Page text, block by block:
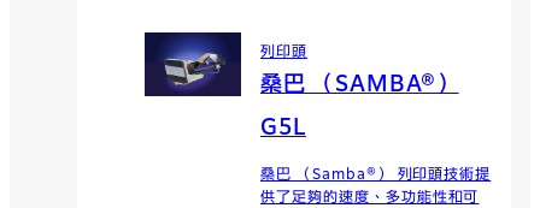
列印頭
桑巴 （SAMBA®）
G5L
桑巴 （Samba®） 列印頭技術提
供了足夠的速度、多功能性和可